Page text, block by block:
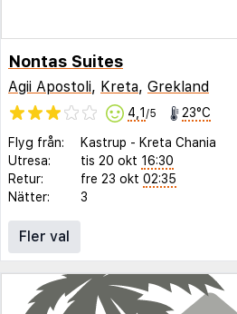
Nontas Suites
Agii Apostoli, Kreta, Grekland
4,1 /5 23°C
Flyg från: Kastrup - Kreta Chania
Utresa:
tis 20 okt 16:30
Retur:
fre 23 okt 02:35
Nätter:
3
Fler val